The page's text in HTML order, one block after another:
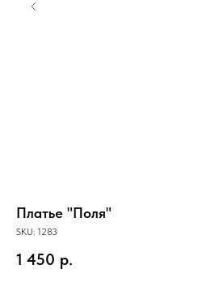
Платье "Поля"
SKU: 1283
1 450 р.